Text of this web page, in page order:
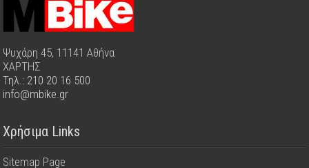
Ψυχάρη 45, 11141 Αθήνα
ΧΑΡΤΗΣ
Τηλ.: 210 20 16 500
info@mbike.gr
Χρήσιμα Links
Sitemap Page